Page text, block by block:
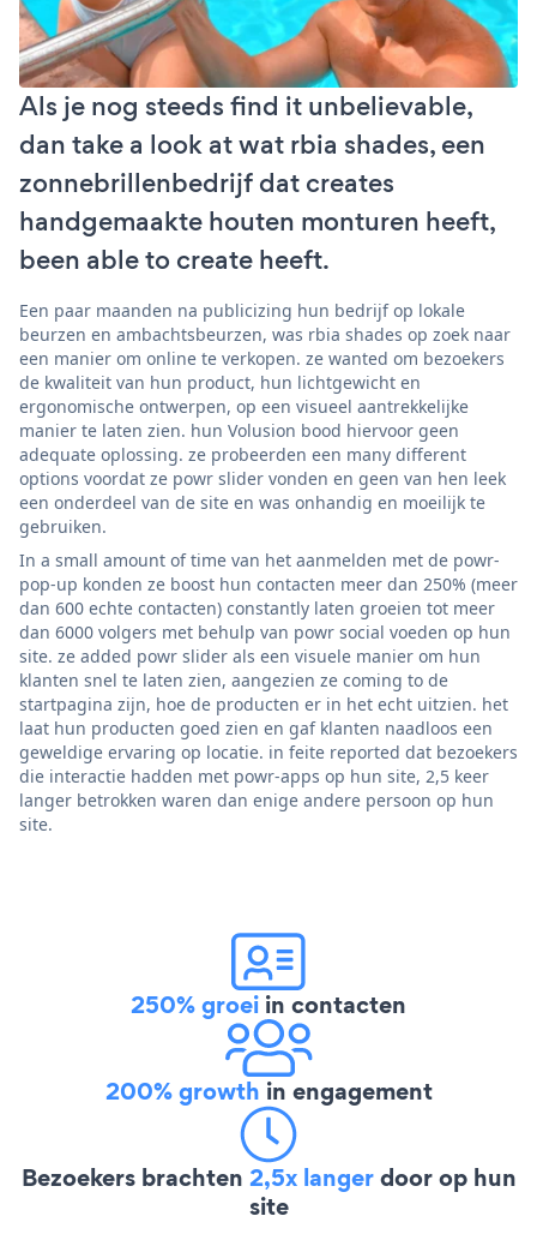
Als je nog steeds find it unbelievable,
dan take a look at wat rbia shades, een
zonnebrillenbedrijf dat creates
handgemaakte houten monturen heeft,
been able to create heeft.
Een paar maanden na publicizing hun bedrijf op lokale
beurzen en ambachtsbeurzen, was rbia shades op zoek naar
een manier om online te verkopen. ze wanted om bezoekers
de kwaliteit van hun product, hun lichtgewicht en
ergonomische ontwerpen, op een visueel aantrekkelijke
manier te laten zien. hun Volusion bood hiervoor geen
adequate oplossing. ze probeerden een many different
options voordat ze powr slider vonden en geen van hen leek
een onderdeel van de site en was onhandig en moeilijk te
gebruiken.
In a small amount of time van het aanmelden met de powr-
pop-up konden ze boost hun contacten meer dan 250% (meer
dan 600 echte contacten) constantly laten groeien tot meer
dan 6000 volgers met behulp van powr social voeden op hun
site. ze added powr slider als een visuele manier om hun
klanten snel te laten zien, aangezien ze coming to de
startpagina zijn, hoe de producten er in het echt uitzien. het
laat hun producten goed zien en gaf klanten naadloos een
geweldige ervaring op locatie. in feite reported dat bezoekers
die interactie hadden met powr-apps op hun site, 2,5 keer
langer betrokken waren dan enige andere persoon op hun
site.
250% groei in contacten
200% growth in engagement
Bezoekers brachten 2,5x langerdoor op hun
site